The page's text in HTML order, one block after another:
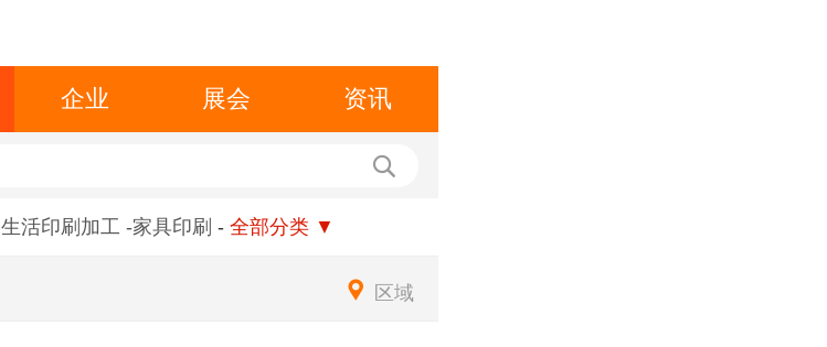
企业 展会 资讯
生活印刷加工 -家具印刷 - 全部分类 ▼
区域